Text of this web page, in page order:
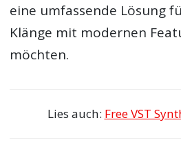
eine umfassende Lösung
Klänge mit modernen
möchten.
Lies auch: Free VST